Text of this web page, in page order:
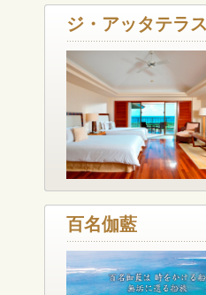
ジ・アッタテラ
百名伽藍